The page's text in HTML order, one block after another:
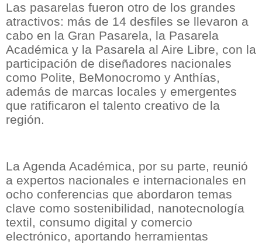
Las pasarelas fueron otro de los grandes
atractivos: más de 14 desfiles se llevaron a
cabo en la Gran Pasarela, la Pasarela
Académica y la Pasarela al Aire Libre, con la
participación de diseñadores nacionales
como Polite, BeMonocromo y Anthías,
además de marcas locales y emergentes
que ratificaron el talento creativo de la
región.
La Agenda Académica, por su parte, reunió
a expertos nacionales e internacionales en
ocho conferencias que abordaron temas
clave como sostenibilidad, nanotecnología
textil, consumo digital y comercio
electrónico, aportando herramientas